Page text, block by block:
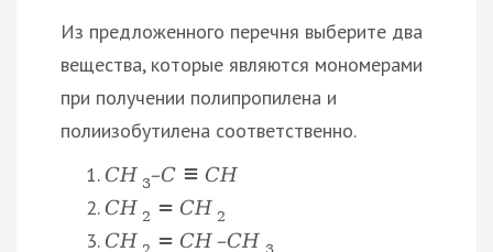
Из предложенного перечня выберите два
вещества, которые являются мономерами
при получении полипропилена и
полиизобутилена соответственно.
CH 3–C ≡ CH
CH 2 = CH 2
CH = CH –CH